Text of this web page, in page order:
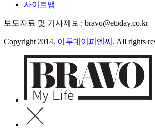
사이트맵
보도자료 및 기사제보 : bravo@etoday.co.kr
Copyright 2014. 이투데이피엔씨 . All rights